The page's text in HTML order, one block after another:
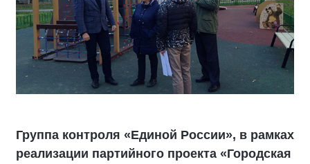
Группа контроля «Единой России», в рамках
реализации партийного проекта «Городская